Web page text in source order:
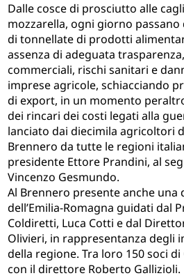
Dalle cosce di prosciutto alle
mozzarella, ogni giorno
di tonnellate di prodotti
assenza di adeguata
commerciali, rischi sanitari e
imprese agricole, schiacciando
di export, in un momento
dei rincari dei costi legati alla
lanciato dai diecimila agricoltori
Brennero da tutte le regioni
presidente Ettore Prandini, al
Vincenzo Gesmundo.
Al Brennero presente anche una
dell’Emilia-Romagna guidati dal
Coldiretti, Luca Cotti e dal
Olivieri, in rappresentanza degli
della regione. Tra loro 150 soci
con il direttore Roberto Gallizioli.